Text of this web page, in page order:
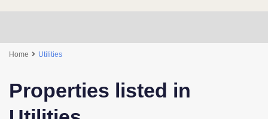
Home Utilities
Properties listed in